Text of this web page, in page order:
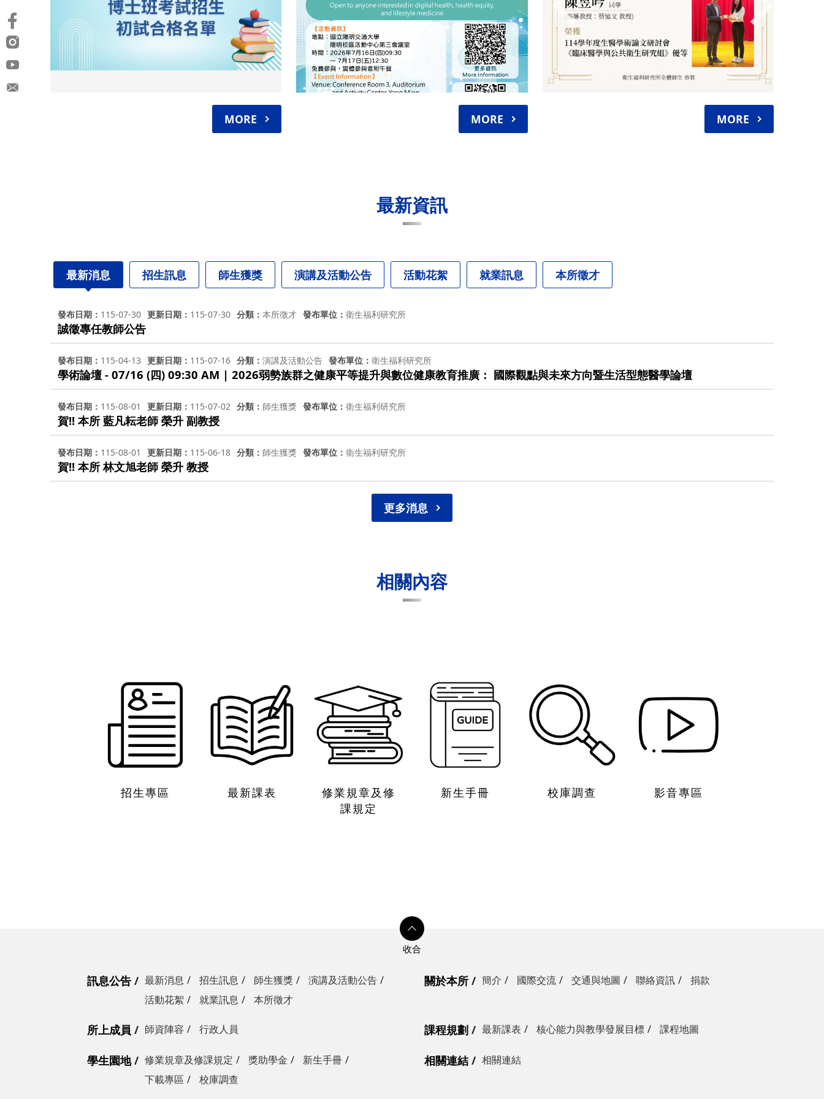
MORE MORE MORE
最新資訊
最新消息 招生訊息 師生獲獎 演講及活動公告 活動花絮 就業訊息 本所徵才
發布日期 115-07-30 更新日期 115-07-30 分類 本所徵才 發布單位 衛生福利研究所
誠徵專任教師公告
發布日期 115-04-13 更新日期 115-07-16 分類 演講及活動公告 發布單位 衛生福利研究所
學術論壇 - 07/16 (四) 09:30 AM | 2026弱勢族群之健康平等提升與數位健康教育推廣： 國際觀點與未來方向暨生活型態醫學論壇
發布日期 115-08-01 更新日期 115-07-02 分類 師生獲獎 發布單位 衛生福利研究所
賀!! 本所 藍凡耘老師 榮升 副教授
發布日期 115-08-01 更新日期 115-06-18 分類 師生獲獎 發布單位 衛生福利研究所
賀!! 本所 林文旭老師 榮升 教授
更多消息
相關內容
招生專區 最新課表
修業規章及修
課規定
新生手冊 校庫調查 影音專區
訊息公告 最新消息 招生訊息 師生獲獎
演講及活動公告
活動花絮
就業訊息 本所徵才
關於本所 簡介 國際交流 交通與地圖 聯絡資訊 捐款
所上成員 師資陣容 行政人員 課程規劃 最新課表 核心能力與教學發展目標 課程地圖
學生園地 修業規章及修課規定 獎助學金
新生手冊
下載專區
校庫調查
相關連結 相關連結